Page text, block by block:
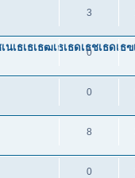
3
นเธเธเธฒเธเธดเธชเธดเธ
0
0
8
0